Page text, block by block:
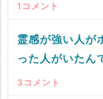
1コメント
霊感が強い人が
った人がいたん
3コメント